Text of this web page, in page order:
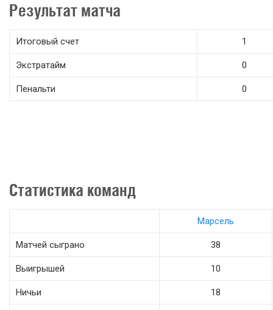
Результат матча
Итоговый счет 1
Экстратайм 0
Пенальти 0
Статистика команд
Марсель
Матчей сыграно 38
Выигрышей 10
Ничьи 18